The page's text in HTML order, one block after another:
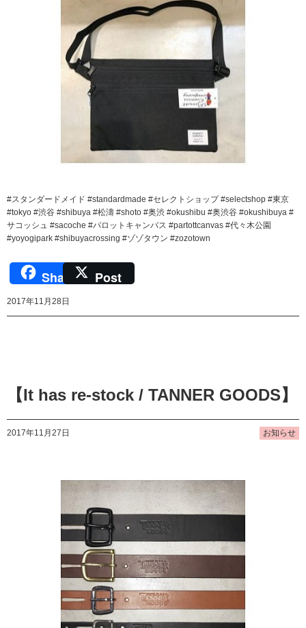
#スタンダードメイド #standardmade #セレクトショップ #selectshop #東京
#tokyo #渋谷 #shibuya #松濤 #shoto #奥渋 #okushibu #奥渋谷 #okushibuya #
サコッシュ #sacoche #パロットキャンバス #partottcanvas #代々木公園
#yoyogipark #shibuyacrossing #ゾゾタウン #zozotown
Share Post
2017年11月28日
【It has re-stock / TANNER GOODS】
2017年11月27日 お知らせ